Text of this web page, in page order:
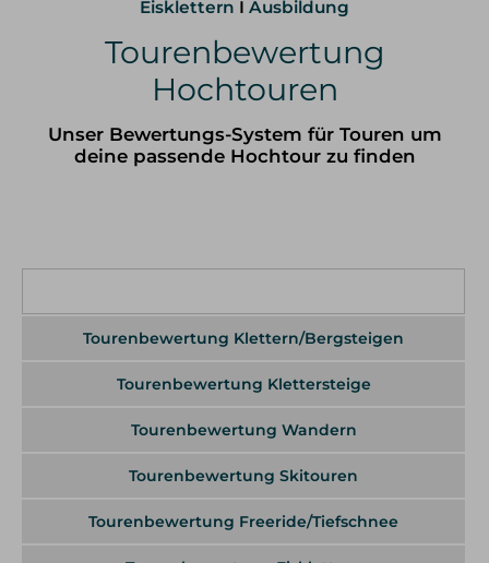
Klettersteige
Klettersteig Tagestouren
Klettersteig Mehrtagestouren
Wandern
Klettersteigkurse
Tiefschneekurse
Lawinenkurse
Eiskletterkurse
Skitouren Tagestouren im Allgäu
Eisklettern I Ausbildung
Tourenbewertung
Hochtouren
Unser Bewertungs-System für Touren um
deine passende Hochtour zu finden
Tourenbewertung Klettern/Bergsteigen
Tourenbewertung Klettersteige
Tourenbewertung Wandern
Tourenbewertung Skitouren
Tourenbewertung Freeride/Tiefschnee